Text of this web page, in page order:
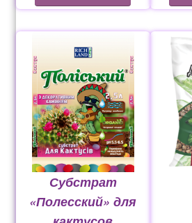
Субстрат
«Полесский» для